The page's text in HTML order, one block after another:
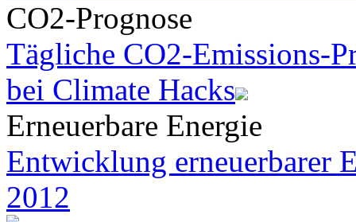
CO2-Prognose
Tägliche CO2-Emissions-
bei Climate Hacks
Erneuerbare Energie
Entwicklung erneuerbarer
2012